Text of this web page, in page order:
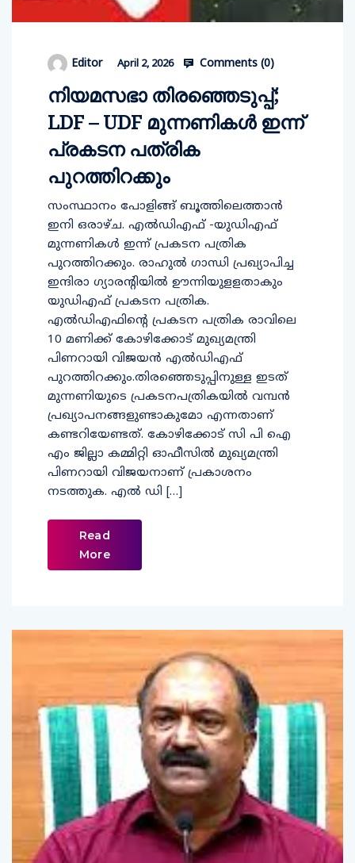
Editor April 2, 2026 Comments (0)
നിയമസഭാ തിരഞ്ഞെടുപ്പ്;
LDF – UDF മുന്നണികൾ ഇന്ന്
പ്രകടന പത്രിക
പുറത്തിറക്കും
സംസ്ഥാനം പോളിങ്ങ് ബൂത്തിലെത്താൻ
ഇനി ഒരാഴ്ച. എൽഡിഎഫ് -യുഡിഎഫ്
മുന്നണികൾ ഇന്ന് പ്രകടന പത്രിക
പുറത്തിറക്കും. രാഹുൽ ഗാന്ധി പ്രഖ്യാപിച്ച
ഇന്ദിരാ ഗ്യാരന്റിയിൽ ഊന്നിയുളളതാകും
യുഡിഎഫ് പ്രകടന പത്രിക.
എൽഡിഎഫിൻ്റെ പ്രകടന പത്രിക രാവിലെ
10 മണിക്ക് കോഴിക്കോട് മുഖ്യമന്ത്രി
പിണറായി വിജയൻ എൽഡിഎഫ്
പുറത്തിറക്കും.തിരഞ്ഞെടുപ്പിനുള്ള ഇടത്
മുന്നണിയുടെ പ്രകടനപത്രികയിൽ വമ്പൻ
പ്രഖ്യാപനങ്ങളുണ്ടാകുമോ എന്നതാണ്
കണ്ടറിയേണ്ടത്. കോഴിക്കോട് സി‌ പി‌ ഐ
എം ജില്ലാ കമ്മിറ്റി ഓഫീസിൽ മുഖ്യമന്ത്രി
പിണറായി വിജയനാണ് പ്രകാശനം
നടത്തുക. എൽ ഡി […]
Read
More